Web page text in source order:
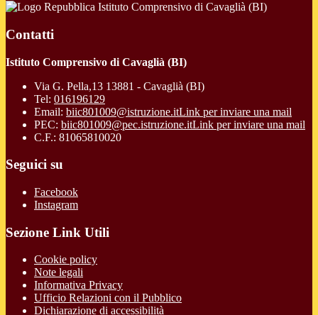
Istituto Comprensivo di Cavaglià (BI)
Contatti
Istituto Comprensivo di Cavaglià (BI)
Via G. Pella,13 13881 - Cavaglià (BI)
Tel: 016196129
Email: biic801009@istruzione.itLink per inviare una mail
PEC: biic801009@pec.istruzione.itLink per inviare una mail
C.F.: 81065810020
Seguici su
Facebook
Instagram
Sezione Link Utili
Cookie policy
Note legali
Informativa Privacy
Ufficio Relazioni con il Pubblico
Dichiarazione di accessibilità